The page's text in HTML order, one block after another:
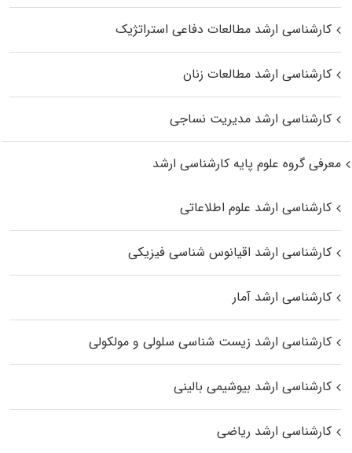
کارشناسی ارشد مطالعات دفاعی استراتژیک
کارشناسی ارشد مطالعات زنان
کارشناسی ارشد مدیریت نساجی
معرفی گروه علوم پایه کارشناسی ارشد
کارشناسی ارشد علوم اطلاعاتی
کارشناسی ارشد اقیانوس‌ شناسی فیزیکی
کارشناسی ارشد آمار
کارشناسی ارشد زیست شناسی سلولی و مولکولی
کارشناسی ارشد بیوشیمی بالینی
کارشناسی ارشد ریاضی